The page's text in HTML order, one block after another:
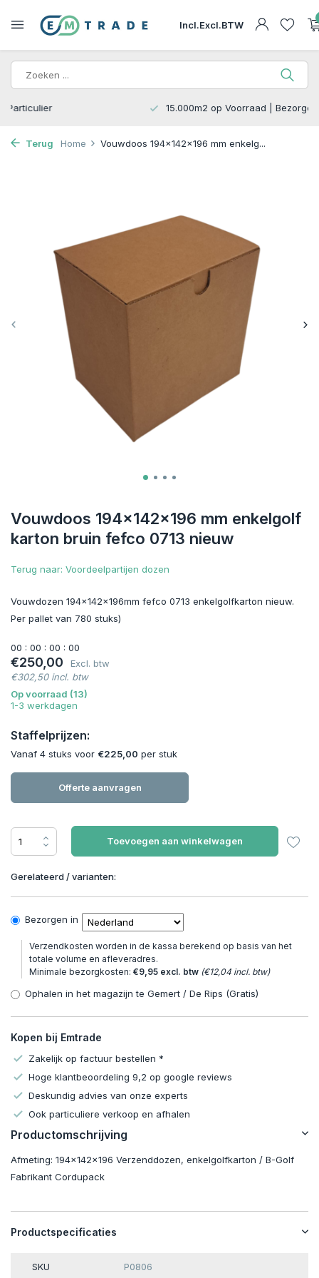
Incl.Excl.BTW
15.000m2 op Voorraad | Bezorgen of Afhalen
Terug Home Vouwdoos 194x142x196 mm enkelg...
Vouwdoos 194x142x196 mm enkelgolf
karton bruin fefco 0713 nieuw
Terug naar: Voordeelpartijen dozen
Vouwdozen 194x142x196mm fefco 0713 enkelgolfkarton nieuw.
Per pallet van 780 stuks)
00 : 00 : 00 : 00
€250,00
Excl. btw
€302,50 incl. btw
Op voorraad (13)
1-3 werkdagen
Staffelprijzen:
Vanaf 4 stuks voor €225,00 per stuk
Offerte aanvragen
Toevoegen aan winkelwagen
Gerelateerd / varianten:
Bezorgen in
Verzendkosten worden in de kassa berekend op basis van het
totale volume en afleveradres.
Minimale bezorgkosten: €9,95 excl. btw (€12,04 incl. btw)
Ophalen in het magazijn te Gemert / De Rips (Gratis)
Kopen bij Emtrade
Zakelijk op factuur bestellen *
Hoge klantbeoordeling 9,2 op google reviews
Deskundig advies van onze experts
Ook particuliere verkoop en afhalen
Productomschrijving
Afmeting: 194x142x196 Verzenddozen, enkelgolfkarton / B-Golf
Fabrikant Cordupack
Productspecificaties
SKU P0806